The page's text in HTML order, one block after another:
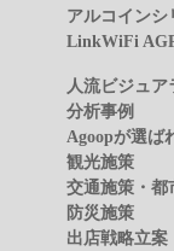
アルコインシ
LinkWiFi
人流ビジュア
分析事例
Agoopが選ば
観光施策
交通施策・都
防災施策
出店戦略立案